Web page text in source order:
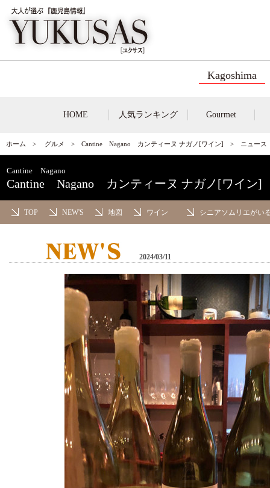
Kagoshima
HOME 人気ランキング Gourmet
ホーム > グルメ > Cantine Nagano カンティーヌ ナガノ[ワイン] > ニュー
Cantine Nagano
Cantine Nagano カンティーヌ ナガノ[ワイン]
TOP NEW'S 地図 ワイン シニアソムリエが
2024/03/11